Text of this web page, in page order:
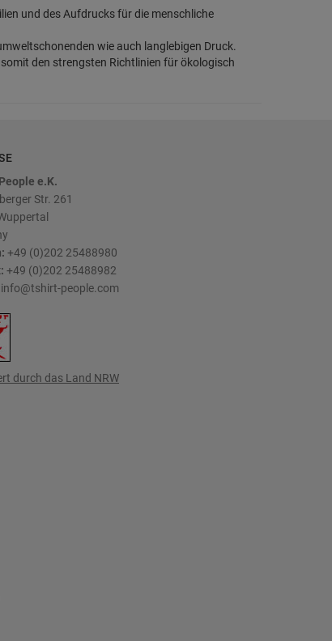
und des Aufdrucks für die menschliche
wie auch langlebigen Druck.
den strengsten Richtlinien für ökologisch
e.K.
Str. 261
+49 (0)202 25488980
+49 (0)202 25488982
info@tshirt-people.com
durch das Land NRW